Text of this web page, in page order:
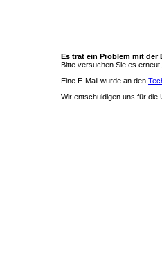
Es trat ein Problem mit der
Bitte versuchen Sie es
Eine E-Mail wurde an den
Wir entschuldigen uns für die